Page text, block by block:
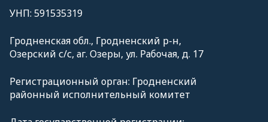
УНП: 591535319
Гродненская обл., Гродненский р-н,
Озерский с/с, аг. Озеры, ул. Рабочая, д. 17
Регистрационный орган: Гродненский
районный исполнительный комитет